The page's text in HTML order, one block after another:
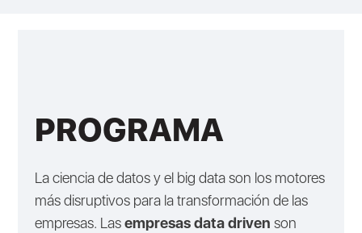
PROGRAMA
La ciencia de datos y el big data son los motores
más disruptivos para la transformación de las
empresas. Lasempresas data driven son